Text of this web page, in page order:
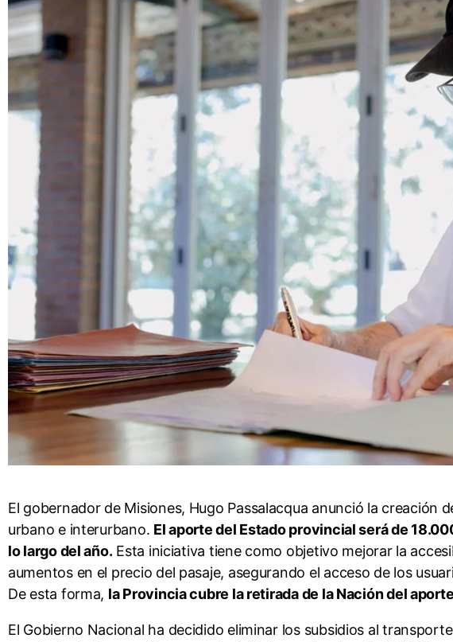
El gobernador de Misiones, Hugo Passalacqua anunció la
urbano e interurbano. El aporte del Estado provincial será de
lo largo del año. Esta iniciativa tiene como objetivo mejorar la
aumentos en el precio del pasaje, asegurando el acceso de los
De esta forma, la Provincia cubre la retirada de la Nación del
El Gobierno Nacional ha decidido eliminar los subsidios al